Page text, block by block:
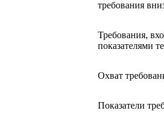
требования
Требования,
показателями
Охват
Показатели